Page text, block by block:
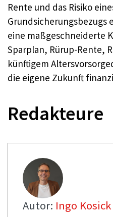
Rente und das Risiko
Grundsicherungsbezugs
eine maßgeschneiderte
Sparplan, Rürup-Rente,
künftigem
die eigene Zukunft
Redakteure
Autor: Ingo Kosick